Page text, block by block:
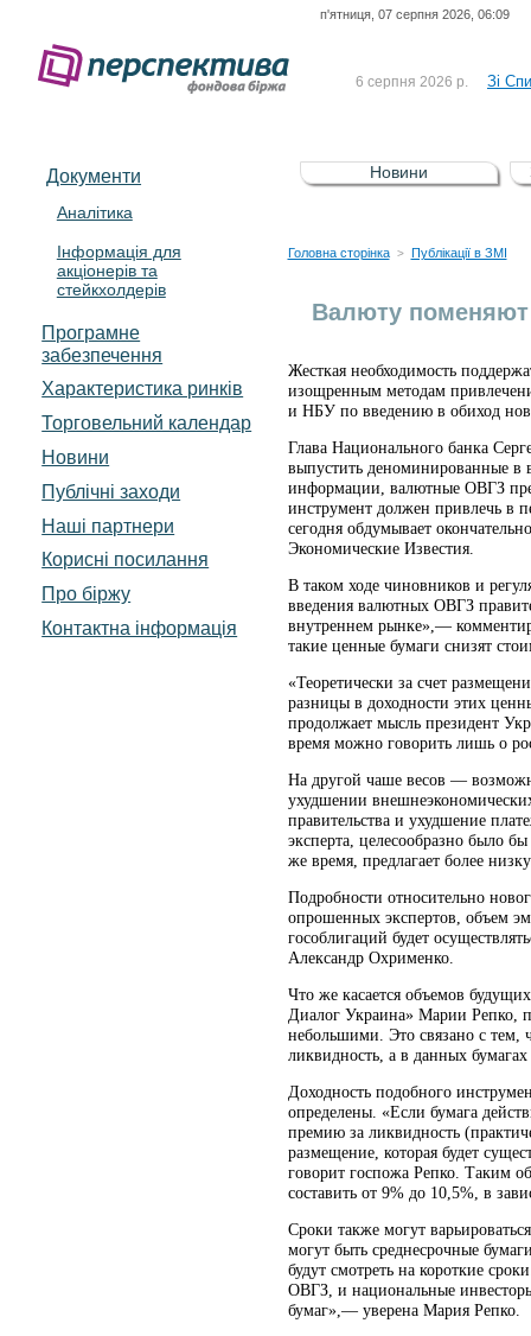
п'ятниця, 07 серпня 2026, 06:09
6 серпня 2026 р. Зі
5 серпня 2026 р.
Зі
UA4000232607)
4 серпня 2026 р.
До
Документи
Аналітика
Інформація для
акціонерів та
стейкхолдерів
Програмне
забезпечення
Характеристика pинків
Торговельний календар
Новини
Публічні заходи
Наші партнери
Корисні посилання
Про біржу
Контактна інформація
Новини
Головна сторінка > Публікації в ЗМІ
Валюту поменяют
Жесткая необходимость
изощренным методам
и НБУ по введению в обиход
Глава Национального банка
выпустить деноминированные в
информации, валютные ОВГЗ
инструмент должен привлечь в
сегодня обдумывает
Экономические Известия.
В таком ходе чиновников и
введения валютных ОВГЗ
внутреннем рынке»,—
такие ценные бумаги снизят
«Теоретически за счет
разницы в доходности этих
продолжает мысль президент
время можно говорить лишь о
На другой чаше весов —
ухудшении
правительства и ухудшение
эксперта, целесообразно было
же время, предлагает более
Подробности относительно
опрошенных экспертов, объем
гособлигаций будет
Александр Охрименко.
Что же касается объемов
Диалог Украина» Марии Репко,
небольшими. Это связано с тем,
ликвидность, а в данных
Доходность подобного
определены. «Если бумага
премию за ликвидность
размещение, которая будет
говорит госпожа Репко. Таким
составить от 9% до 10,5%, в
Сроки также могут
могут быть среднесрочные
будут смотреть на короткие
ОВГЗ, и национальные
бумаг»,— уверена Мария Репко.